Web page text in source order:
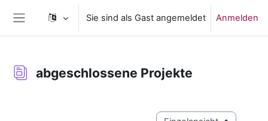
Website-Übersicht
Sie sind als Gast angemeldet Anmelden
abgeschlossene Projekte